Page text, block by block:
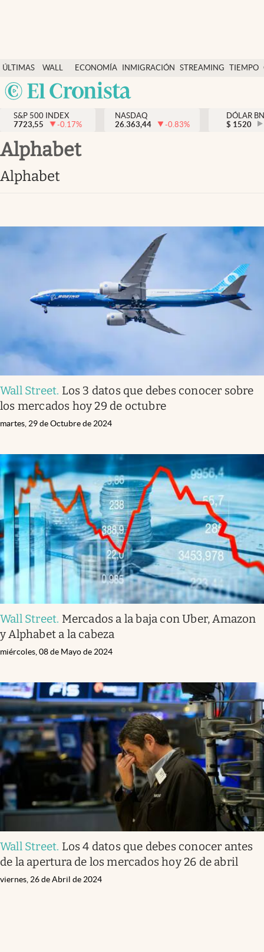
ÚLTIMAS
NOTICIAS
WALL
STREET
Y
DÓLAR
ECONOMÍA INMIGRACIÓN STREAMING TIEMPO
México
Finanzas y economía
Wall Street y dólar
Inmigración
Tiempo
Ciencia y salud
Streaming
PC y mobile
USA
S&P 500 INDEX
7723,55
-0.17%
NASDAQ
26.363,44
-0.83%
DÓLAR
$ 1520
alphabet
alphabet
Wall Street. Los 3 datos que debes conocer sobre
los mercados hoy 29 de octubre
martes, 29 de Octubre de 2024
Wall Street. Mercados a la baja con Uber, Amazon
y Alphabet a la cabeza
miércoles, 08 de Mayo de 2024
Wall Street. Los 4 datos que debes conocer antes
de la apertura de los mercados hoy 26 de abril
viernes, 26 de Abril de 2024